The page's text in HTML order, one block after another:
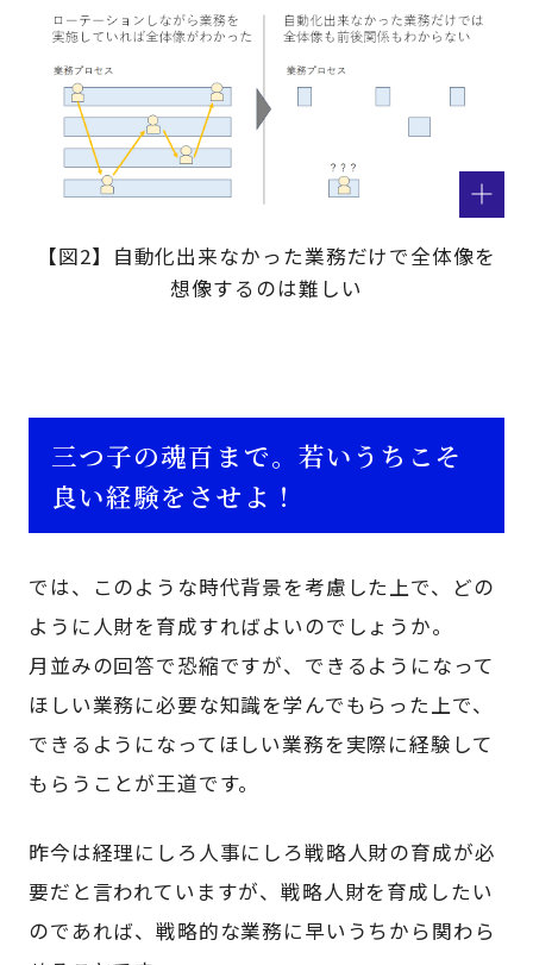
【図2】自動化出来なかった業務だけで全体像を
想像するのは難しい
三つ子の魂百まで。若いうちこそ
良い経験をさせよ！
では、このような時代背景を考慮した上で、どの
ように人財を育成すればよいのでしょうか。
月並みの回答で恐縮ですが、できるようになって
ほしい業務に必要な知識を学んでもらった上で、
できるようになってほしい業務を実際に経験して
もらうことが王道です。
昨今は経理にしろ人事にしろ戦略人財の育成が必
要だと言われていますが、戦略人財を育成したい
のであれば、戦略的な業務に早いうちから関わら